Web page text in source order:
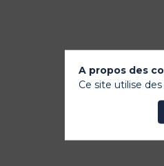
A propos des
Ce site utilise